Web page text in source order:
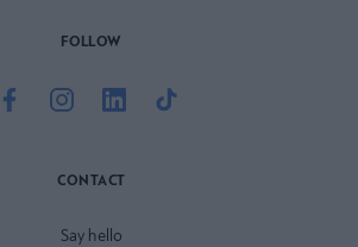
FOLLOW
CONTACT
Say hello